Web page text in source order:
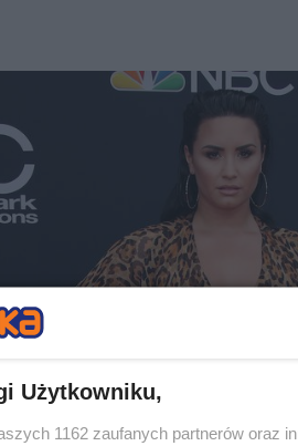
Użytkowniku,
1162 zaufanych partnerów oraz